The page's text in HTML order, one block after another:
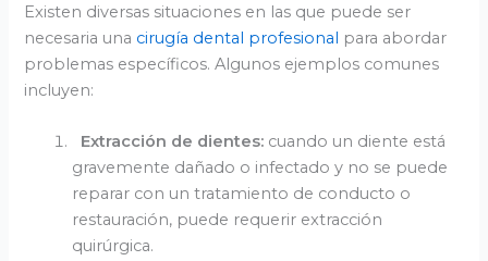
Existen diversas situaciones en las que puede ser
necesaria una cirugía dental profesional para abordar
problemas específicos. Algunos ejemplos comunes
incluyen:
Extracción de dientes: cuando un diente está
gravemente dañado o infectado y no se puede
reparar con un tratamiento de conducto o
restauración, puede requerir extracción
quirúrgica.